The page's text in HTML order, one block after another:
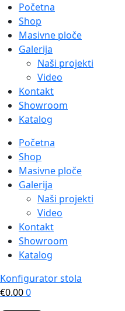
Početna
Shop
Masivne ploče
Galerija
Naši projekti
Video
Kontakt
Showroom
Katalog
Početna
Shop
Masivne ploče
Galerija
Naši projekti
Video
Kontakt
Showroom
Katalog
Konfigurator stola
€0.000